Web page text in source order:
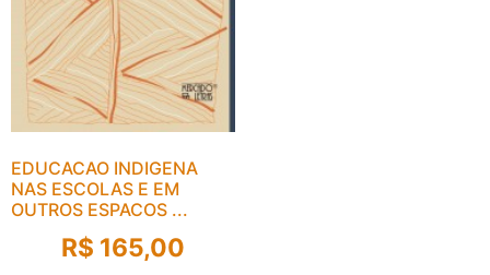
EDUCACAO INDIGENA
NAS ESCOLAS E EM
OUTROS ESPACOS ...
R$ 165,00